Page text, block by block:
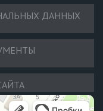
ДАННЫХ